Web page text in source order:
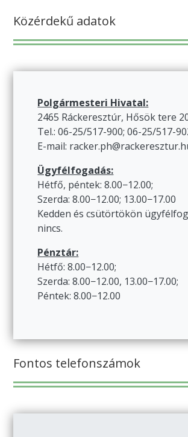
Közérdekű adatok
Polgármesteri Hivatal:
2465 Ráckeresztúr, Hősök tere
Tel.: 06-25/517-900; 06-25/517-
E-mail:
Ügyfélfogadás:
Hétfő, péntek: 8.00−12.00;
Szerda: 8.00−12.00; 13.00−17.00
Kedden és csütörtökön
nincs.
Pénztár:
Hétfő: 8.00−12.00;
Szerda: 8.00−12.00, 13.00−17.00;
Péntek: 8.00−12.00
Fontos telefonszámok